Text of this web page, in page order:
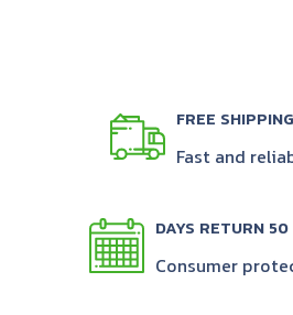
FREE SHIPPING
Fast and
50 DAYS RETURN
Consumer